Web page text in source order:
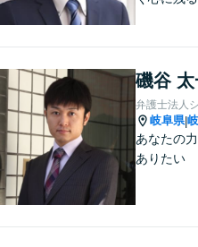
一緒に見
【丁寧な
密着型の
磯谷 太
弁護士法人
岐阜県|
あなたの
ありたい